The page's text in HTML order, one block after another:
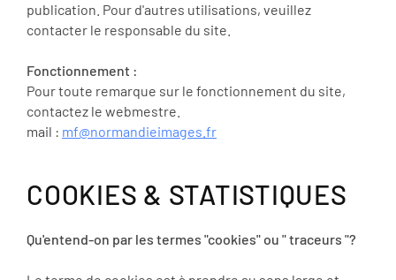
publication. Pour d'autres utilisations, veuillez
contacter le responsable du site.
Fonctionnement :
Pour toute remarque sur le fonctionnement du site,
contactez le webmestre.
mail : mf@normandieimages.fr
COOKIES & STATISTIQUES
Qu'entend-on par les termes "cookies" ou " traceurs "?